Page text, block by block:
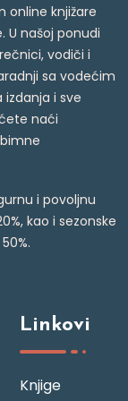
online knjižare
U našoj ponudi
vodiči i
sa vodećim
i sve
naći
i povoljnu
kao i sezonske
Linkovi
Knjige